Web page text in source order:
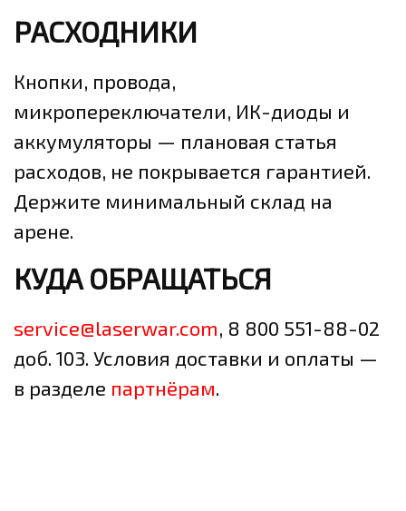
РАСХОДНИКИ
Кнопки, провода,
микропереключатели, ИК-диоды и
аккумуляторы — плановая статья
расходов, не покрывается гарантией.
Держите минимальный склад на
арене.
КУДА ОБРАЩАТЬСЯ
service@laserwar.com, 8 800 551-88-02
доб. 103. Условия доставки и оплаты —
в разделе партнёрам.